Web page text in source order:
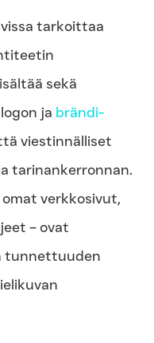
tarkoittaa
sekä
ja brändi-
viestinnälliset
tarinankerronnan.
verkkosivut,
– ovat
tunnettuuden